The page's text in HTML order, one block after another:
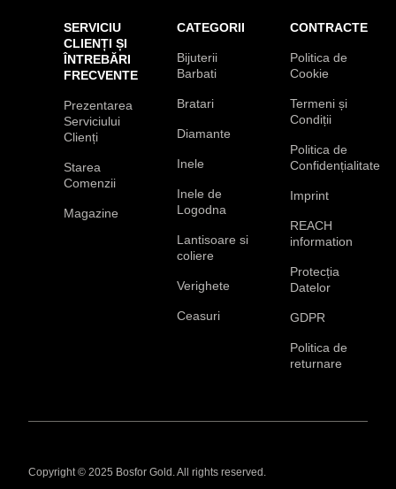
SERVICIU
CLIENȚI ȘI
ÎNTREBĂRI
FRECVENTE
Prezentarea
Serviciului
Clienți
Starea
Comenzii
Magazine
CATEGORII
Bijuterii
Barbati
Bratari
Diamante
Inele
Inele de
Logodna
Lantisoare si
coliere
Verighete
Ceasuri
CONTRACTE
Politica de
Cookie
Termeni și
Condiții
Politica de
Confidențialitate
Imprint
REACH
information
Protecția
Datelor
GDPR
Politica de
returnare
Copyright © 2025 Bosfor Gold. All rights reserved.